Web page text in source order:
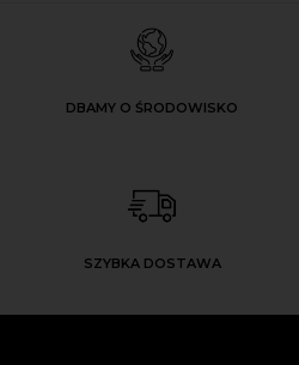
DBAMY O ŚRODOWISKO
SZYBKA DOSTAWA